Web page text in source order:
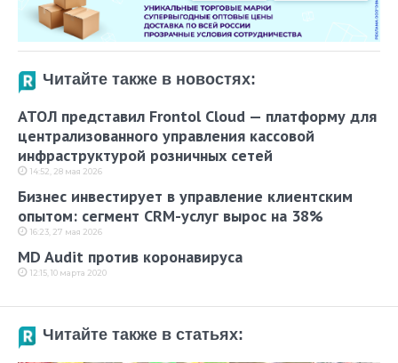
Читайте также в новостях:
АТОЛ представил Frontol Cloud — платформу для
централизованного управления кассовой
инфраструктурой розничных сетей
14:52, 28 мая 2026
Бизнес инвестирует в управление клиентским
опытом: сегмент CRM-услуг вырос на 38%
16:23, 27 мая 2026
MD Audit против коронавируса
12:15, 10 марта 2020
Читайте также в статьях: